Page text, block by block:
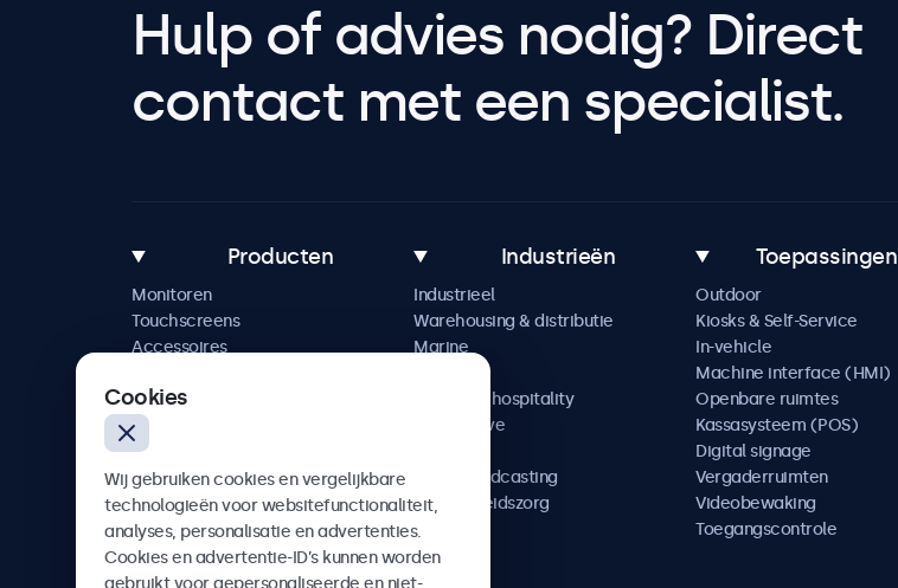
Hulp of advies nodig? Direct
contact met een specialist.
Producten
Monitoren
Touchscreens
Accessoires
Industrieën
Industrieel
Warehousing & distributie
Marine
Horeca & hospitality
Automotive
AV & Broadcasting
Gezondheidszorg
Toepassingen
Outdoor
Kiosks & Self-Service
In-vehicle
Machine interface (HMI)
Openbare ruimtes
Kassasysteem (POS)
Digital signage
Vergaderruimten
Videobewaking
Toegangscontrole
Cookies
Wij gebruiken cookies en vergelijkbare
technologieën voor websitefunctionaliteit,
analyses, personalisatie en advertenties.
Cookies en advertentie-ID’s kunnen worden
gebruikt voor gepersonaliseerde en niet-